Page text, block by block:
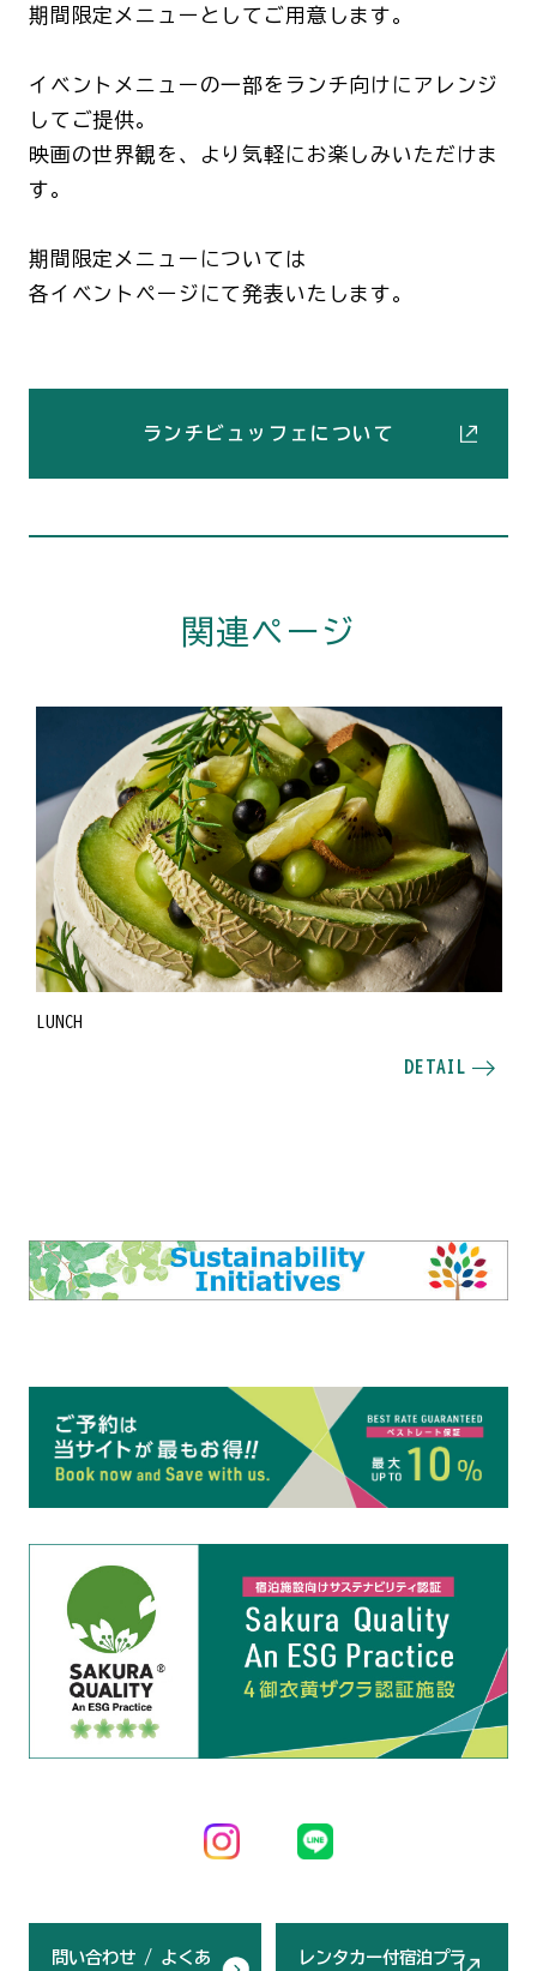
期間限定メニューとしてご用意します。
イベントメニューの一部をランチ向けにアレンジ
してご提供。
映画の世界観を、より気軽にお楽しみいただけま
す。
期間限定メニューについては
各イベントページにて発表いたします。
ランチビュッフェについて
関連ページ
LUNCH
DETAIL
問い合わせ / よくあ レンタカー付宿泊プラ